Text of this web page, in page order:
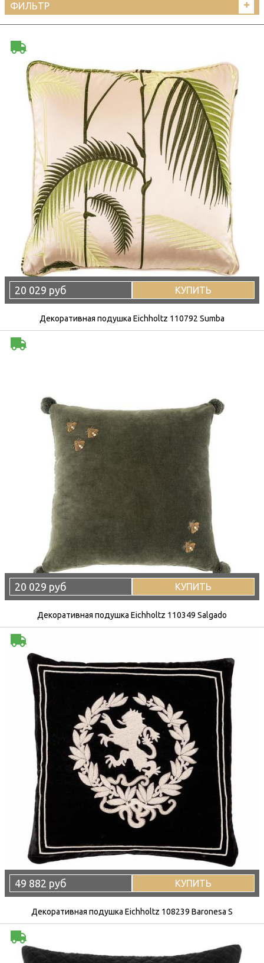
ФИЛЬТР
20 029 руб КУПИТЬ
Декоративная подушка Eichholtz 110792 Sumba
20 029 руб КУПИТЬ
Декоративная подушка Eichholtz 110349 Salgado
49 882 руб КУПИТЬ
Декоративная подушка Eichholtz 108239 Baronesa S